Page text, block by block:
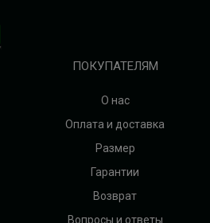
ПОКУПАТЕЛЯМ
О нас
Оплата и доставка
Размер
Гарантии
Возврат
Вопросы и ответы